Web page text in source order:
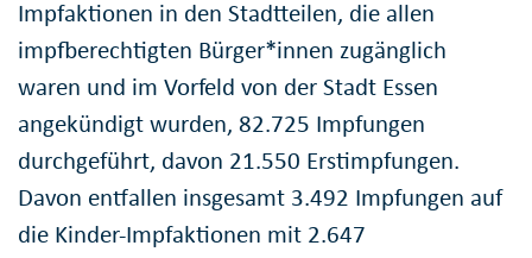
Impfaktionen in den Stadtteilen, die allen
impfberechtigten Bürger*innen zugänglich
waren und im Vorfeld von der Stadt Essen
angekündigt wurden, 82.725 Impfungen
durchgeführt, davon 21.550 Erstimpfungen.
Davon entfallen insgesamt 3.492 Impfungen auf
die Kinder-Impfaktionen mit 2.647